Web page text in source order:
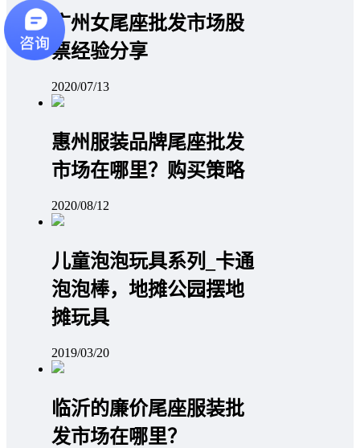
广州女尾座批发市场股
票经验分享
2020/07/13
惠州服装品牌尾座批发
市场在哪里？购买策略
2020/08/12
儿童泡泡玩具系列_卡通
泡泡棒，地摊公园摆地
摊玩具
2019/03/20
临沂的廉价尾座服装批
发市场在哪里？